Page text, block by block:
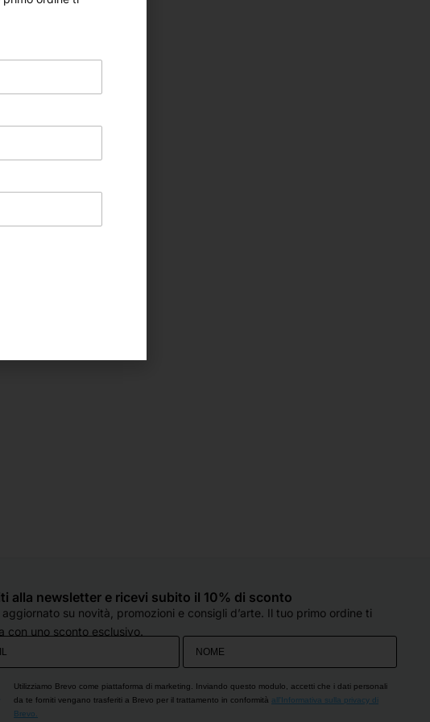
alla newsletter e ricevi subito il 10% di sconto
aggiornato su novità, promozioni e consigli d’arte. Il tuo primo ordine ti
con uno sconto esclusivo.
Utilizziamo Brevo come piattaforma di marketing. Inviando questo modulo, accetti che i dati personali
da te forniti vengano trasferiti a Brevo per il trattamento in conformità all'Informativa sulla privacy di
Brevo.